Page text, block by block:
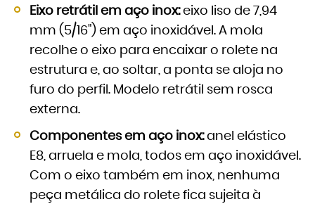
Eixo retrátil em aço inox:eixo liso de 7,94
mm (5/16") em aço inoxidável. A mola
recolhe o eixo para encaixar o rolete na
estrutura e, ao soltar, a ponta se aloja no
furo do perfil. Modelo retrátil sem rosca
externa.
Componentes em aço inox:anel elástico
E8, arruela e mola, todos em aço inoxidável.
Com o eixo também em inox, nenhuma
peça metálica do rolete fica sujeita à